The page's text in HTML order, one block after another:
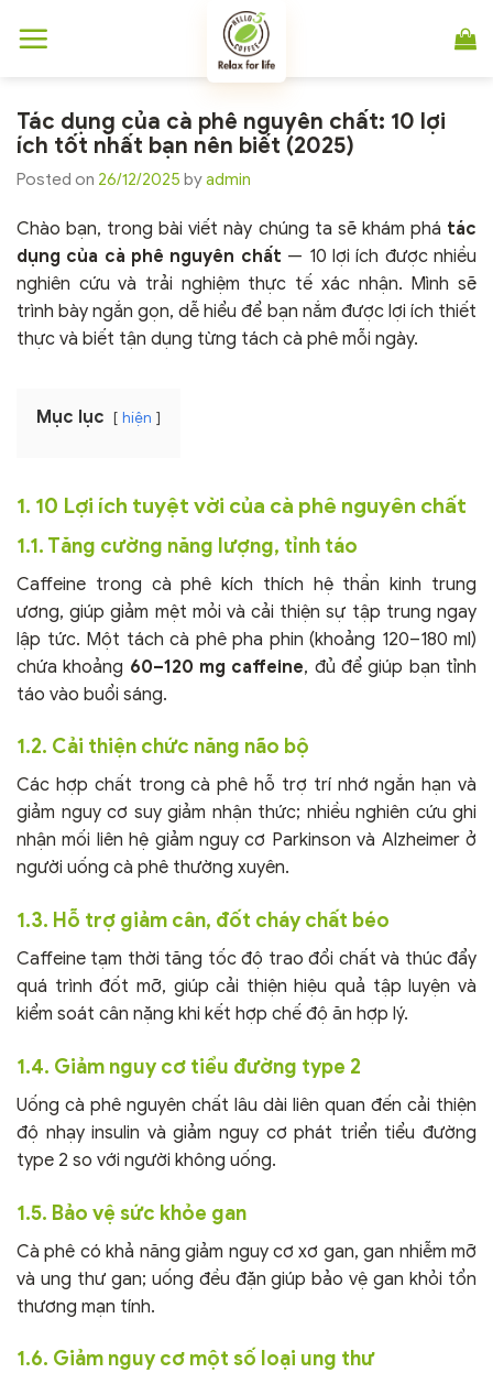
đến
Tác dụng của cà phê nguyên chất: 10 lợi
ích tốt nhất bạn nên biết (2025)
Posted on 26/12/2025 byadmin
Chào bạn, trong bài viết này chúng ta sẽ khám phá tác
dụng của cà phê nguyên chất — 10 lợi ích được nhiều
nghiên cứu và trải nghiệm thực tế xác nhận. Mình sẽ
trình bày ngắn gọn, dễ hiểu để bạn nắm được lợi ích thiết
thực và biết tận dụng từng tách cà phê mỗi ngày.
Mục lục hiện
1. 10 Lợi ích tuyệt vời của cà phê nguyên chất
1.1. Tăng cường năng lượng, tỉnh táo
Caffeine trong cà phê kích thích hệ thần kinh trung
ương, giúp giảm mệt mỏi và cải thiện sự tập trung ngay
lập tức. Một tách cà phê pha phin (khoảng 120–180 ml)
chứa khoảng 60–120 mg caffeine, đủ để giúp bạn tỉnh
táo vào buổi sáng.
1.2. Cải thiện chức năng não bộ
Các hợp chất trong cà phê hỗ trợ trí nhớ ngắn hạn và
giảm nguy cơ suy giảm nhận thức; nhiều nghiên cứu ghi
nhận mối liên hệ giảm nguy cơ Parkinson và Alzheimer ở
người uống cà phê thường xuyên.
1.3. Hỗ trợ giảm cân, đốt cháy chất béo
Caffeine tạm thời tăng tốc độ trao đổi chất và thúc đẩy
quá trình đốt mỡ, giúp cải thiện hiệu quả tập luyện và
kiểm soát cân nặng khi kết hợp chế độ ăn hợp lý.
1.4. Giảm nguy cơ tiểu đường type 2
Uống cà phê nguyên chất lâu dài liên quan đến cải thiện
độ nhạy insulin và giảm nguy cơ phát triển tiểu đường
type 2 so với người không uống.
1.5. Bảo vệ sức khỏe gan
Cà phê có khả năng giảm nguy cơ xơ gan, gan nhiễm mỡ
và ung thư gan; uống đều đặn giúp bảo vệ gan khỏi tổn
thương mạn tính.
1.6. Giảm nguy cơ một số loại ung thư